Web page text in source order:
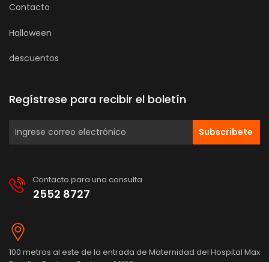
Contacto
Halloween
descuentos
Regístrese para recibir el boletín
Subscribete
Contacto para una consulta
2552 8727
100 metros al este de la entrada de Maternidad del Hospital Max